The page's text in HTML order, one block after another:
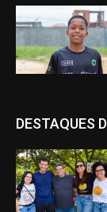
DESTAQUES